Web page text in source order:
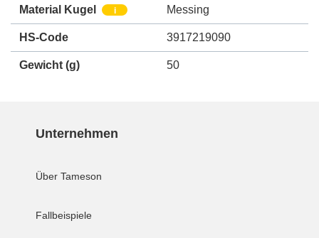
Material Kugel i Messing
HS-Code 3917219090
Gewicht (g) 50
Unternehmen
Über Tameson
Fallbeispiele